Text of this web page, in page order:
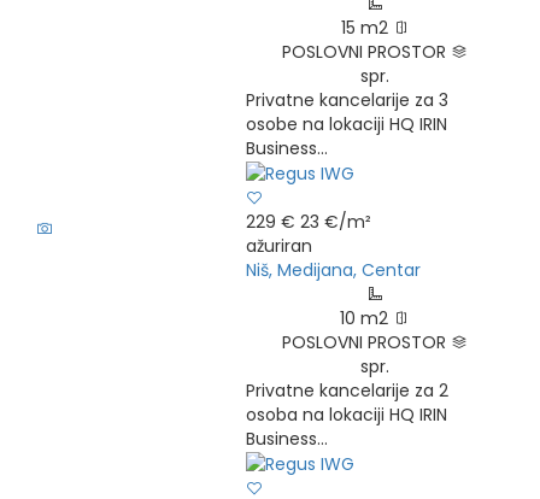
15 m2
POSLOVNI PROSTOR
spr.
Privatne kancelarije za 3
osobe na lokaciji HQ IRIN
Business...
229 € 23 €/m²
ažuriran
Niš, Medijana, Centar
10 m2
POSLOVNI PROSTOR
spr.
Privatne kancelarije za 2
osoba na lokaciji HQ IRIN
Business...